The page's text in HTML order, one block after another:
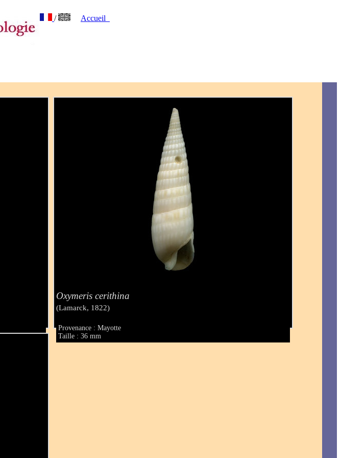
/ Accueil
Oxymeris cerithina
(Lamarck, 1822)
Provenance : Mayotte
Taille : 36 mm